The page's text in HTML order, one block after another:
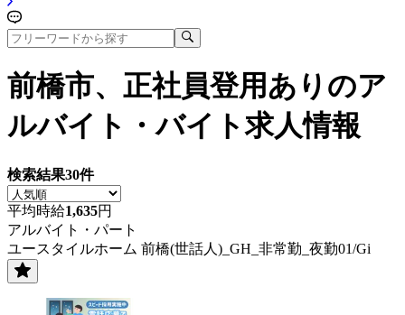
前橋市、正社員登用あり のア
ルバイト・バイト求人情報
検索結果30件
平均時給1,635円
アルバイト・パート
ユースタイルホーム 前橋(世話人)_GH_非常勤_夜勤01/Gi